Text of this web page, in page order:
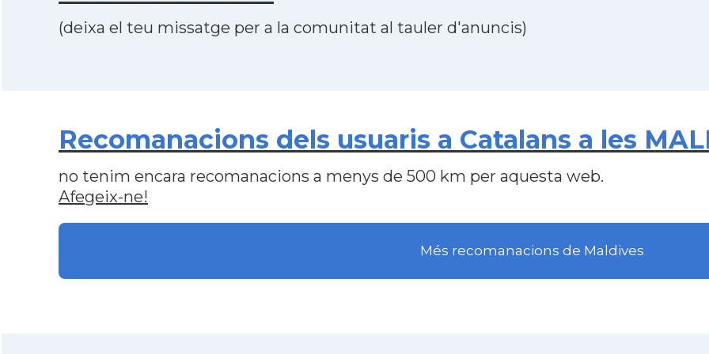
(deixa el teu missatge per a la comunitat al tauler d'anuncis)
Recomanacions dels usuaris a Catalans a les
no tenim encara recomanacions a menys de 500 km per aquesta web.
Afegeix-ne!
Més recomanacions de Maldives